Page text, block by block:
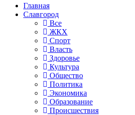
Главная
Славгород
Все
ЖКХ
Спорт
Власть
Здоровье
Культура
Общество
Политика
Экономика
Образование
Происшествия